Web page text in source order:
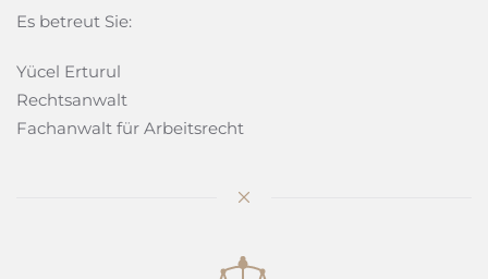
Es betreut Sie:
Yücel Erturul
Rechtsanwalt
Fachanwalt für Arbeitsrecht